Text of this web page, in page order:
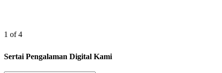
1 of 4
Sertai Pengalaman Digital Kami